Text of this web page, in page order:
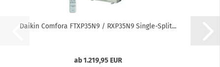
Daikin Comfora FTXP35N9 / RXP35N9 Single-Split...
ab 1.219,95 EUR